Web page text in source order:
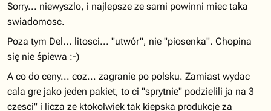
Sorry... niewyszlo, i najlepsze ze sami powinni miec taka
swiadomosc.
Poza tym Del... litosci... "utwór", nie "piosenka". Chopina
się nie śpiewa :-)
A co do ceny... coz... zagranie po polsku. Zamiast wydac
cala gre jako jeden pakiet, to ci "sprytnie" podzielili ja na 3
czesci" i licza ze ktokolwiek tak kiepska produkcje za